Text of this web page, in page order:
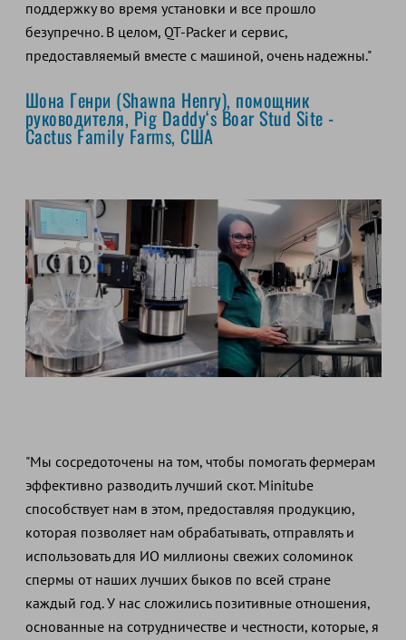
поддержку во время установки и все прошло
безупречно. В целом, QT-Packer и сервис,
предоставляемый вместе с машиной, очень надежны."
Шона Генри (Shawna Henry), помощник
руководителя, Pig Daddy‘s Boar Stud Site -
Cactus Family Farms, США
"Мы сосредоточены на том, чтобы помогать фермерам
эффективно разводить лучший скот. Minitube
способствует нам в этом, предоставляя продукцию,
которая позволяет нам обрабатывать, отправлять и
использовать для ИО миллионы свежих соломинок
спермы от наших лучших быков по всей стране
каждый год. У нас сложились позитивные отношения,
основанные на сотрудничестве и честности, которые, я